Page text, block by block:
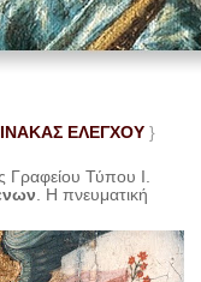
ΕΛΕΓΧΟΥ}
Τύπου Ι.
. Ηπνευματική